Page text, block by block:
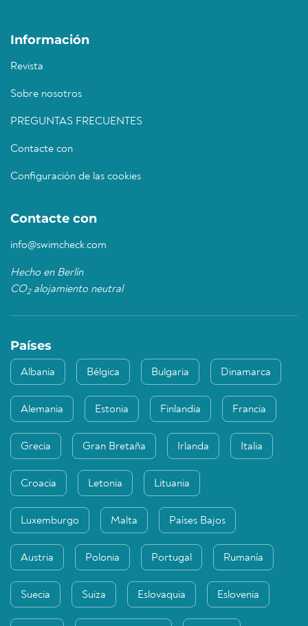
Información
Revista
Sobre nosotros
PREGUNTAS FRECUENTES
Contacte con
Configuración de las cookies
Contacte con
info@swimcheck.com
Hecho en Berlín
CO2alojamiento neutral
Países
Albania Bélgica Bulgaria Dinamarca
Alemania Estonia Finlandia Francia
Grecia Gran Bretaña Irlanda Italia
Croacia Letonia Lituania
Luxemburgo Malta Países Bajos
Austria Polonia Portugal Rumanía
Suecia Suiza Eslovaquia Eslovenia